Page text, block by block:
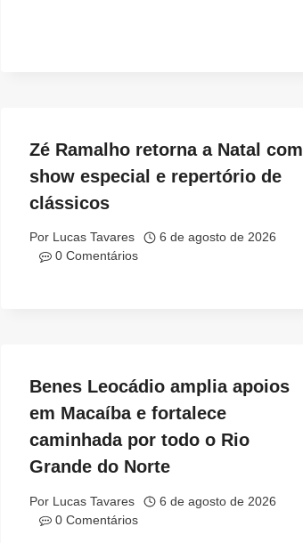
Zé Ramalho retorna a Natal com
show especial e repertório de
clássicos
Por Lucas Tavares
6 de agosto de 2026
0 Comentários
Benes Leocádio amplia apoios
em Macaíba e fortalece
caminhada por todo o Rio
Grande do Norte
Por Lucas Tavares
6 de agosto de 2026
0 Comentários